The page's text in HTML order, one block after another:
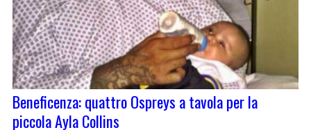
Beneficenza: quattro Ospreys a tavola per la
piccola Ayla Collins